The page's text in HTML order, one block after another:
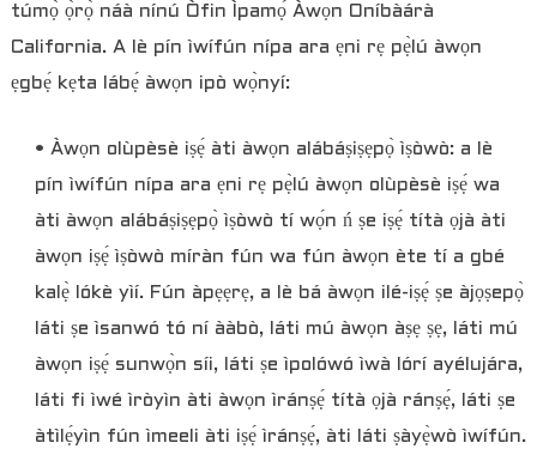
túmọ̀ ọ̀rọ̀ náà nínú Òfin Ìpamọ́ Àwọn Oníbàárà
California. A lè pín ìwífún nípa ara ẹni rẹ pẹ̀lú àwọn
ẹgbẹ́ kẹta lábẹ́ àwọn ipò wọ̀nyí:
• Àwọn olùpèsè iṣẹ́ àti àwọn alábáṣiṣẹpọ̀ ìṣòwò: a lè
pín ìwífún nípa ara ẹni rẹ pẹ̀lú àwọn olùpèsè iṣẹ́ wa
àti àwọn alábáṣiṣẹpọ̀ ìṣòwò tí wọ́n ń ṣe iṣẹ́ títà ọjà àti
àwọn iṣẹ́ ìṣòwò míràn fún wa fún àwọn ète tí a gbé
kalẹ̀ lókè yìí. Fún àpẹẹrẹ, a lè bá àwọn ilé-iṣẹ́ ṣe àjọṣepọ̀
láti ṣe ìsanwó tó ní ààbò, láti mú àwọn àṣẹ ṣẹ, láti mú
àwọn iṣẹ́ sunwọ̀n síi, láti ṣe ìpolówó ìwà lórí ayélujára,
láti fi ìwé ìròyìn àti àwọn ìránṣẹ́ títà ọjà ránṣẹ́, láti ṣe
àtìlẹ́yìn fún ìmeeli àti iṣẹ́ ìránṣẹ́, àti láti ṣàyẹ̀wò ìwífún.